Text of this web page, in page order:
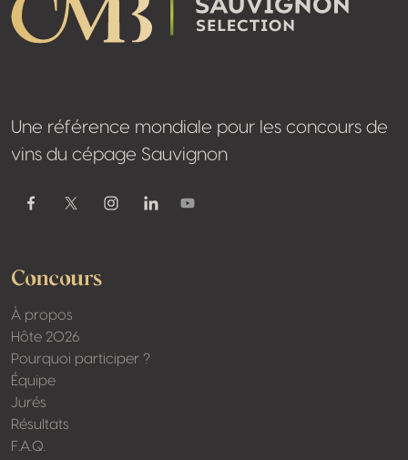
Une référence mondiale pour les concours de
vins du cépage Sauvignon
FacebookTwitter / XInstagramLinkedinYoutube
Concours
À propos
Hôte 2026
Pourquoi participer ?
Équipe
Jurés
Résultats
F.A.Q.